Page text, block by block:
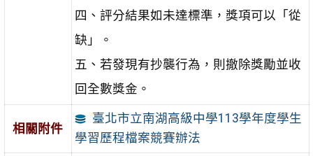
四、評分結果如未達標準，獎項可以「從
缺」。
五、若發現有抄襲行為，則撤除獎勵並收
回全數獎金。
相關附件
臺北市立南湖高級中學113學年度學生
學習歷程檔案競賽辦法